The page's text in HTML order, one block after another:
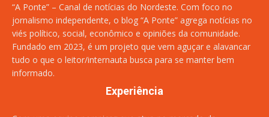
“A Ponte” – Canal de notícias do Nordeste. Com foco no
jornalismo independente, o blog “A Ponte” agrega notícias no
viés político, social, econômico e opiniões da comunidade.
Fundado em 2023, é um projeto que vem aguçar e alavancar
tudo o que o leitor/internauta busca para se manter bem
informado.
Experiência